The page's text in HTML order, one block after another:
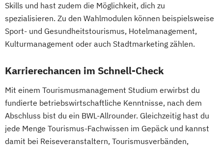
Skills und hast zudem die Möglichkeit, dich zu
spezialisieren. Zu den Wahlmodulen können beispielsweise
Sport- und Gesundheitstourismus, Hotelmanagement,
Kulturmanagement oder auch Stadtmarketing zählen.
Karrierechancen im Schnell-Check
Mit einem Tourismusmanagement Studium erwirbst du
fundierte betriebswirtschaftliche Kenntnisse, nach dem
Abschluss bist du ein BWL-Allrounder. Gleichzeitig hast du
jede Menge Tourismus-Fachwissen im Gepäck und kannst
damit bei Reiseveranstaltern, Tourismusverbänden,